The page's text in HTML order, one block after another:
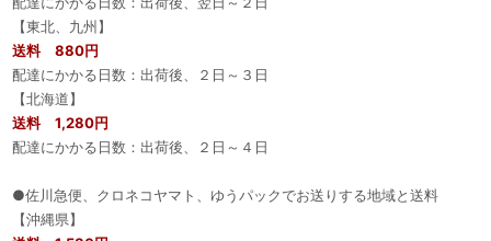
【東北、九州】
送料 880円
配達にかかる日数：出荷後、２日～３日
【北海道】
送料 1,280円
配達にかかる日数：出荷後、２日～４日
●佐川急便、クロネコヤマト、ゆうパックでお送りする地域と送料
【沖縄県】